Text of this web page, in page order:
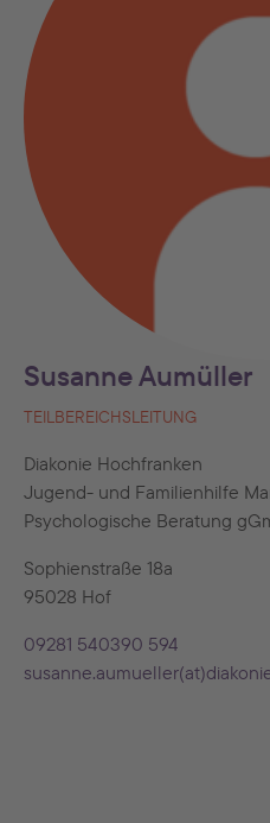
Susanne Aumüller
TEILBEREICHSLEITUNG
Diakonie Hochfranken
Jugend- und Familienhilfe
Psychologische Beratung
Sophienstraße 18a
95028 Hof
09281 540390 594